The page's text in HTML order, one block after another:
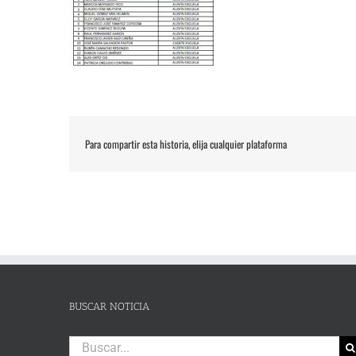
Para compartir esta historia, elija cualquier plataforma
BUSCAR NOTICIA
Buscar: